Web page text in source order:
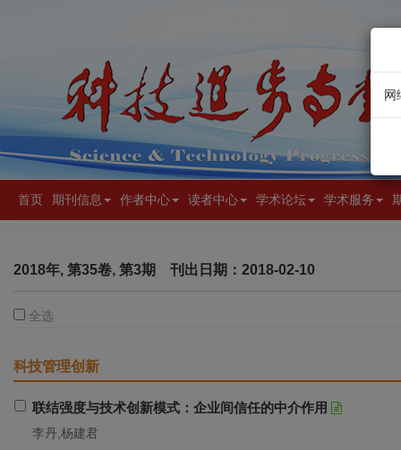
网
首页 期刊信息 作者中心 读者中心 学术论坛 学术服务
2018年, 第35卷, 第3期 刊出日期：2018-02-10
全选
科技管理创新
联结强度与技术创新模式：企业间信任的中介作用
李丹,杨建君